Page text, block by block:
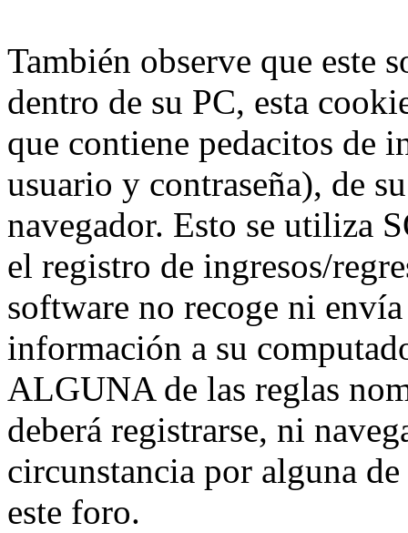
También observe que este
dentro de su PC, esta
que contiene pedacitos de
usuario y contraseña), de
navegador. Esto se utiliza
el registro de ingresos/
software no recoge ni
información a su
ALGUNA de las reglas
deberá registrarse, ni
circunstancia por alguna
este foro.